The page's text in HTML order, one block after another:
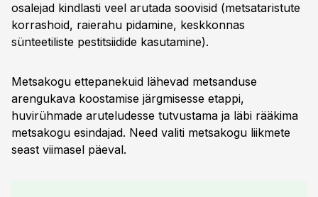
osalejad kindlasti veel arutada soovisid (metsataristute
korrashoid, raierahu pidamine, keskkonnas
sünteetiliste pestitsiidide kasutamine).
Metsakogu ettepanekuid lähevad metsanduse
arengukava koostamise järgmisesse etappi,
huvirühmade aruteludesse tutvustama ja läbi rääkima
metsakogu esindajad. Need valiti metsakogu liikmete
seast viimasel päeval.